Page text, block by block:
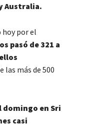
Australia.
hoy por el
pasó de 321 a
las más de 500
domingo en Sri
casi